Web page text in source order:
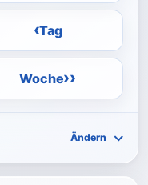
‹Tag
Woche››
Ändern